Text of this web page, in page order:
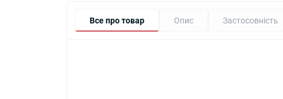
Все про товар Опис Застосовність